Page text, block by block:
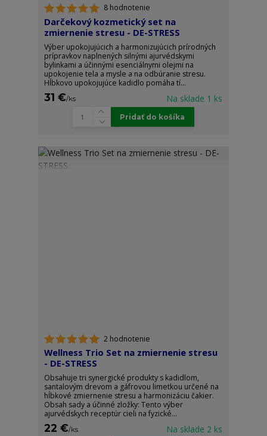
8 hodnotenie
Darčekový kozmetický set na
zmiernenie stresu - DE-STRESS
Výber upokojujúcich a harmonizujúcich prírodných
prípravkov naplnených silnými ajurvédskymi
bylinkami a účinnými esenciálnymi olejmi na
upokojenie tela a mysle a na odbúranie stresu.
Hĺbkovo upokojujúce kadidlo pomáha tí...
31 €/ks Na sklade 1 ks
Pridať do košíka
2 hodnotenie
Wellness Trio Set na zmiernenie stresu
- DE-STRESS
Obsahuje tri synergické produkty s kadidlom,
santalovým drevom a gáfrovou limetkou určené na
hĺbkové zmiernenie stresu a harmonizáciu čakier.
Obsah sady a účinné zložky: Tento výber
ajurvédskych receptúr cieli na fyzické...
22 €/ks Na sklade 2 ks